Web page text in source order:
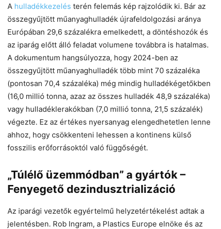
A hulladékkezelés terén felemás kép rajzolódik ki. Bár az
összegyűjtött műanyaghulladék újrafeldolgozási aránya
Európában 29,6 százalékra emelkedett, a döntéshozók és
az iparág előtt álló feladat volumene továbbra is hatalmas.
A dokumentum hangsúlyozza, hogy 2024-ben az
összegyűjtött műanyaghulladék több mint 70 százaléka
(pontosan 70,4 százaléka) még mindig hulladékégetőkben
(16,0 millió tonna, azaz az összes hulladék 48,9 százaléka)
vagy hulladéklerakókban (7,0 millió tonna, 21,5 százalék)
végezte. Ez az értékes nyersanyag elengedhetetlen lenne
ahhoz, hogy csökkenteni lehessen a kontinens külső
fosszilis erőforrásoktól való függőségét.
„Túlélő üzemmódban” a gyártók –
Fenyegető dezindusztrializáció
Az iparági vezetők egyértelmű helyzetértékelést adtak a
jelentésben. Rob Ingram, a Plastics Europe elnöke és az